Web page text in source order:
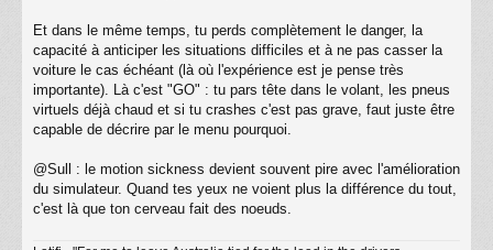
Et dans le même temps, tu perds complètement le danger, la
capacité à anticiper les situations difficiles et à ne pas casser la
voiture le cas échéant (là où l'expérience est je pense très
importante). Là c'est "GO" : tu pars tête dans le volant, les pneus
virtuels déjà chaud et si tu crashes c'est pas grave, faut juste être
capable de décrire par le menu pourquoi.
@Sull : le motion sickness devient souvent pire avec l'amélioration
du simulateur. Quand tes yeux ne voient plus la différence du tout,
c'est là que ton cerveau fait des noeuds.